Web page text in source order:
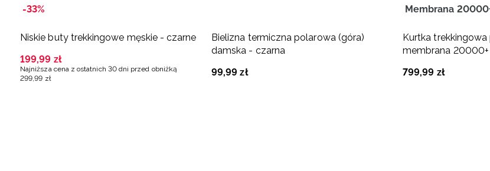
-33%
Niskie buty trekkingowe męskie - czarne
199,99 zł
Najniższa cena z ostatnich 30 dni przed obniżką
299 ,99 zł
Bielizna termiczna polarowa (góra)
damska - czarna
99,99 zł
Membrana
Kurtka
membrana
799,99 zł